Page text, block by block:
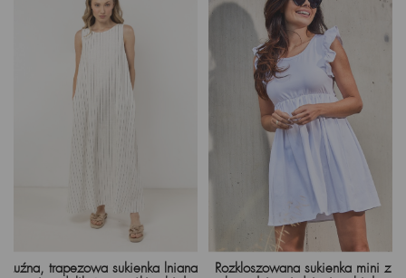
Luźna, trapezowa sukienka lniana
Rozkloszowana sukienka mini z